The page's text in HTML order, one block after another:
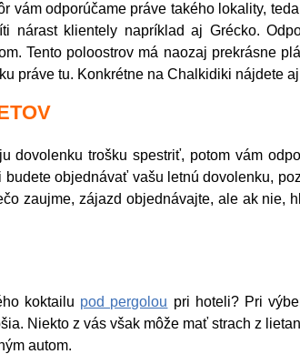
vám odporúčame práve takého lokality,
nárast klientely napríklad aj Grécko.
Tento poloostrov má naozaj prekrásne
práve tu. Konkrétne na Chalkidiki nájdete
trošku spestriť, potom vám
objednávať vašu letnú dovolenku,
zaujme, zájazd objednávajte, ale ak
koktailu pod pergolou pri hoteli? Pri
Niekto z vás však môže mať strach z
autom.